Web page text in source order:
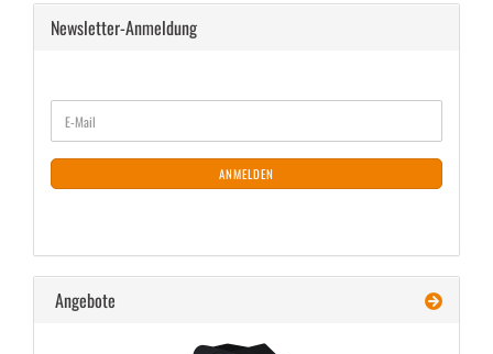
Newsletter-Anmeldung
ZUR
NEWSLETTER-
ANMELDUNG
E-
Mail
ANMELDEN
Angebote